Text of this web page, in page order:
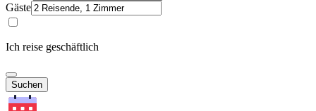
Gäste
Ich reise geschäftlich
Suchen